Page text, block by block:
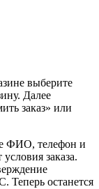
выберите
Далее
заказ» или
ФИО, телефон и
заказа.
Теперь останется